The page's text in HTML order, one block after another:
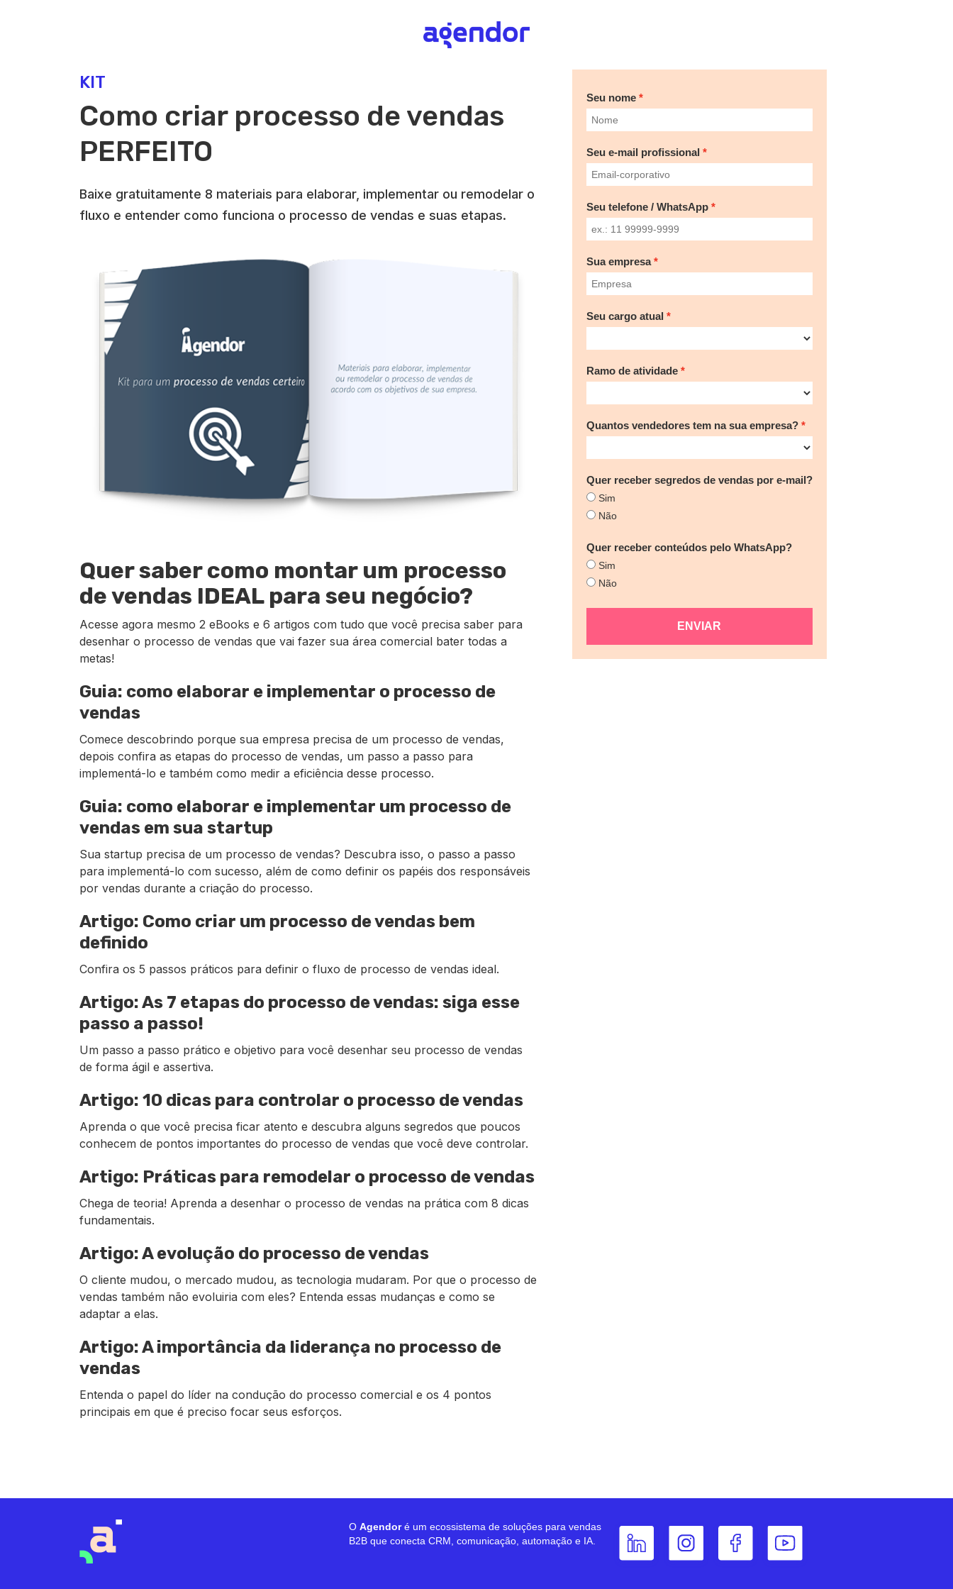
KIT
Como criar processo de vendas
PERFEITO
Baixe gratuitamente 8 materiais para elaborar, implementar ou remodelar o
fluxo e entender como funciona o processo de vendas e suas etapas.
Quer saber como montar um processo
de vendas IDEAL para seu negócio?
Acesse agora mesmo 2 eBooks e 6 artigos com tudo que você precisa saber para
desenhar o processo de vendas que vai fazer sua área comercial bater todas a
metas!
Guia: como elaborar e implementar o processo de
vendas
Comece descobrindo porque sua empresa precisa de um processo de vendas,
depois confira as etapas do processo de vendas, um passo a passo para
implementá-lo e também como medir a eficiência desse processo.
Guia: como elaborar e implementar um processo de
vendas em sua startup
Sua startup precisa de um processo de vendas? Descubra isso, o passo a passo
para implementá-lo com sucesso, além de como definir os papéis dos responsáveis
por vendas durante a criação do processo.
Artigo: Como criar um processo de vendas bem
definido
Confira os 5 passos práticos para definir o fluxo de processo de vendas ideal.
Artigo: As 7 etapas do processo de vendas: siga esse
passo a passo!
Um passo a passo prático e objetivo para você desenhar seu processo de vendas
de forma ágil e assertiva.
Artigo: 10 dicas para controlar o processo de vendas
Aprenda o que você precisa ficar atento e descubra alguns segredos que poucos
conhecem de pontos importantes do processo de vendas que você deve controlar.
Artigo: Práticas para remodelar o processo de vendas
Chega de teoria! Aprenda a desenhar o processo de vendas na prática com 8 dicas
fundamentais.
Artigo: A evolução do processo de vendas
O cliente mudou, o mercado mudou, as tecnologia mudaram. Por que o processo de
vendas também não evoluiria com eles? Entenda essas mudanças e como se
adaptar a elas.
Artigo: A importância da liderança no processo de
vendas
Entenda o papel do líder na condução do processo comercial e os 4 pontos
principais em que é preciso focar seus esforços.
Seu nome
Seu e-mail profissional
Seu telefone / WhatsApp
Sua empresa
Seu cargo atual
Ramo de atividade
Quantos vendedores tem na sua empresa?
Quer receber segredos de vendas por e-mail?
Sim
Não
Quer receber conteúdos pelo WhatsApp?
Sim
Não
ENVIAR
O Agendoré um ecossistema de soluções para vendas
B2B que conecta CRM, comunicação, automação e IA.